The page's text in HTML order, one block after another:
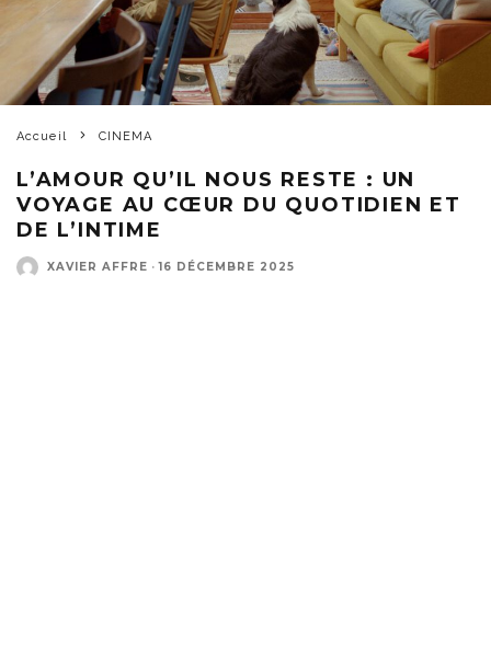
Accueil CINEMA
L’AMOUR QU’IL NOUS RESTE : UN
VOYAGE AU CŒUR DU QUOTIDIEN ET
DE L’INTIME
XAVIER AFFRE · 16 DÉCEMBRE 2025